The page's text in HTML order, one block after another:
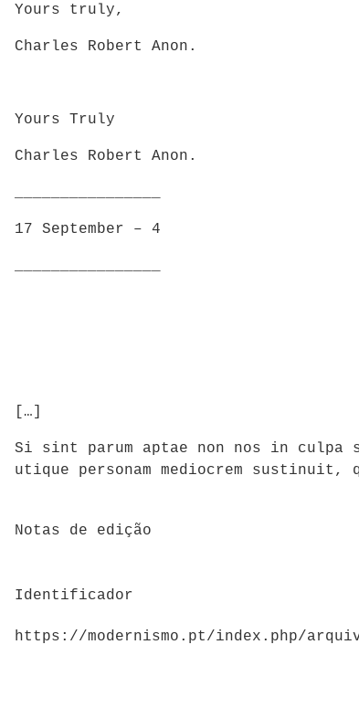
Yours truly,
Charles Robert Anon.
Yours Truly
Charles Robert Anon.
17 September – 4
[…]
Si sint parum aptae non nos in culpa
utique personam mediocrem
Notas de edição
Identificador
https://modernismo.pt/index.php/